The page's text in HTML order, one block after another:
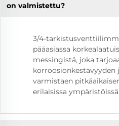
on valmistettu?
3/4-
pääasiassa
messingistä, joka
korroosionkestävyyden
varmistaen
erilaisissa ympäristöissä.